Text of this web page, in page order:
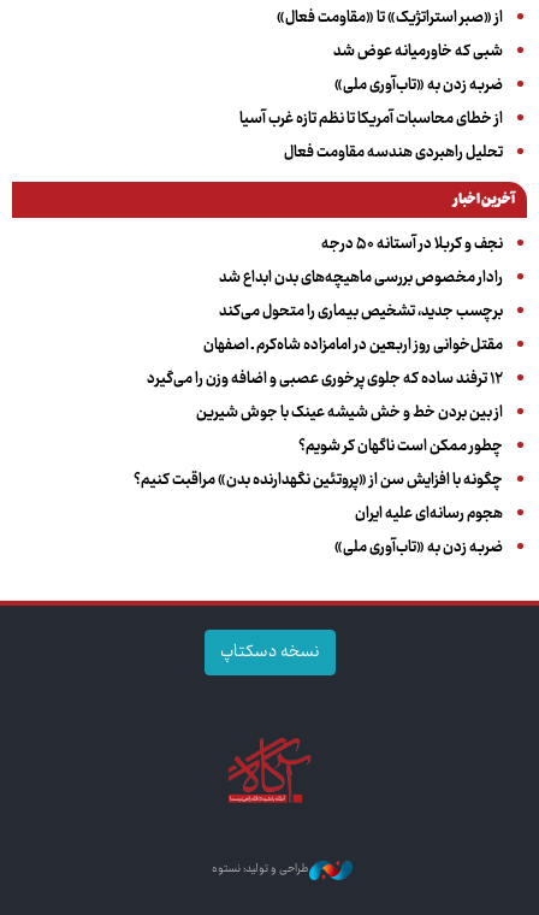
از «صبر استراتژیک» تا «مقاومت فعال»
شبی که خاورمیانه عوض شد
ضربه زدن به «تاب‌آوری ملی»
از خطای محاسبات آمریکا تا نظم تازه غرب آسیا
تحلیل راهبردی هندسه مقاومت فعال
آخرین اخبار
نجف و کربلا در آستانه ۵۰ درجه
رادار مخصوص بررسی ماهیچه‌های بدن ابداع شد
برچسب جدید، تشخیص بیماری را متحول می‌کند
مقتل‌خوانی روز اربعین در امامزاده شاه‌کرم ـ اصفهان
۱۲ ترفند ساده که جلوی پرخوری عصبی و اضافه ‌وزن را می‌گیرد
از بین بردن خط و خش شیشه عینک با جوش شیرین
چطور ممکن است ناگهان کر شویم؟
چگونه با افزایش سن از «پروتئین نگهدارنده بدن» مراقبت کنیم؟
هجوم رسانه‌ای علیه ایران
ضربه زدن به «تاب‌آوری ملی»
نسخه دسکتاپ
طراحی و تولید: نستوه